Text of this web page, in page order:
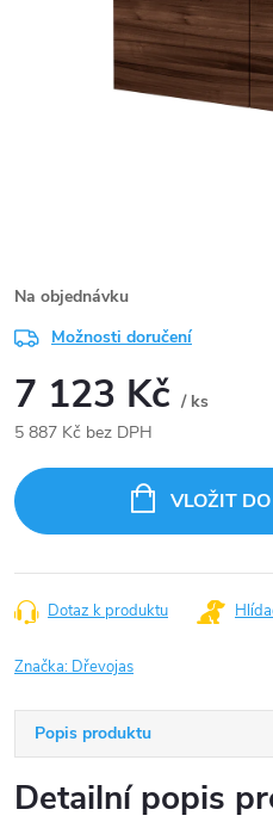
Na objednávku
Možnosti doručení
7 123 Kč / ks
5 887 Kč bez DPH
cena:
VLOŽIT
Dotaz k produktu
Značka: Dřevojas
Popis produktu
Detailní popis